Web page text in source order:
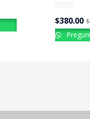
$380.00 $